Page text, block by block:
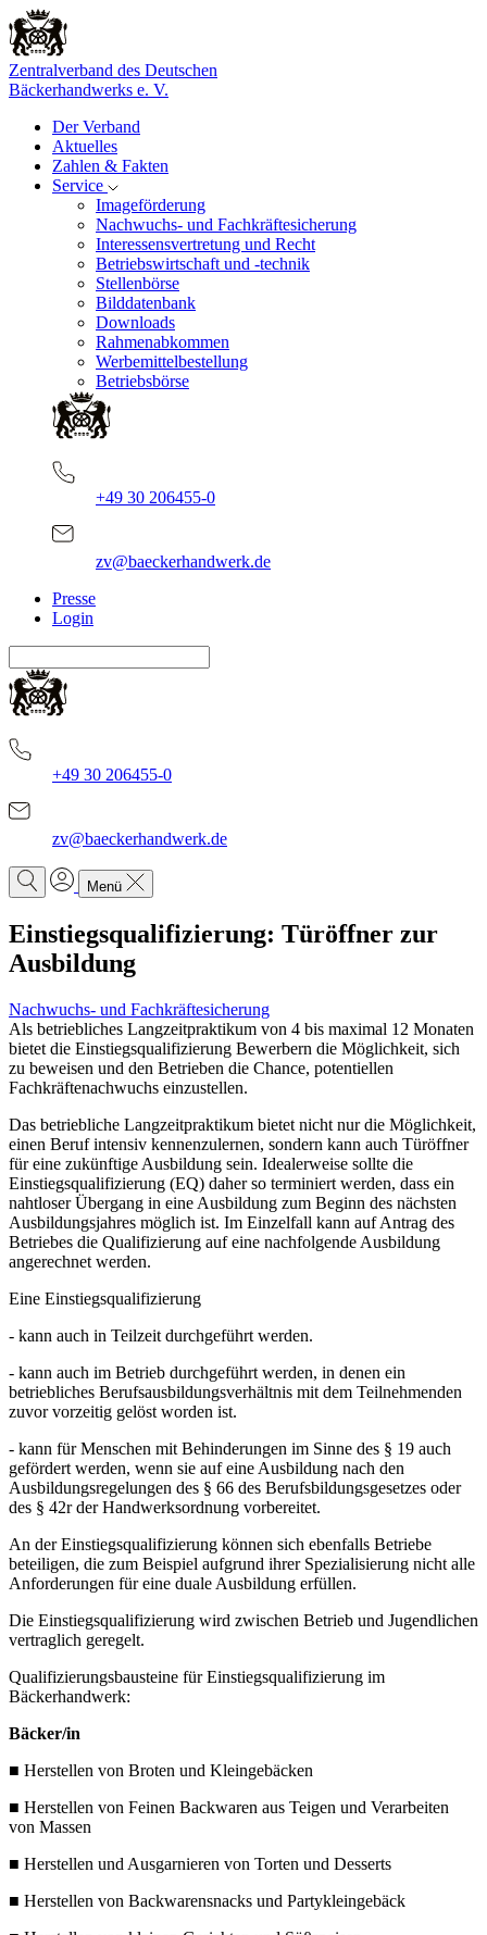
Zentralverband des Deutschen
Bäckerhandwerks e. V.
Der Verband
Aktuelles
Zahlen & Fakten
Service
Imageförderung
Nachwuchs- und Fachkräftesicherung
Interessensvertretung und Recht
Betriebswirtschaft und -technik
Stellenbörse
Bilddatenbank
Downloads
Rahmenabkommen
Werbemittelbestellung
Betriebsbörse
+49 30 206455-0
zv@baeckerhandwerk.de
Presse
Login
+49 30 206455-0
zv@baeckerhandwerk.de
Menü
Einstiegsqualifizierung: Türöffner zur
Ausbildung
Nachwuchs- und Fachkräftesicherung
Als betriebliches Langzeitpraktikum von 4 bis maximal 12 Monaten
bietet die Einstiegsqualifizierung Bewerbern die Möglichkeit, sich
zu beweisen und den Betrieben die Chance, potentiellen
Fachkräftenachwuchs einzustellen.
Das betriebliche Langzeitpraktikum bietet nicht nur die Möglichkeit,
einen Beruf intensiv kennenzulernen, sondern kann auch Türöffner
für eine zukünftige Ausbildung sein. Idealerweise sollte die
Einstiegsqualifizierung (EQ) daher so terminiert werden, dass ein
nahtloser Übergang in eine Ausbildung zum Beginn des nächsten
Ausbildungsjahres möglich ist. Im Einzelfall kann auf Antrag des
Betriebes die Qualifizierung auf eine nachfolgende Ausbildung
angerechnet werden.
Eine Einstiegsqualifizierung
- kann auch in Teilzeit durchgeführt werden.
- kann auch im Betrieb durchgeführt werden, in denen ein
betriebliches Berufsausbildungsverhältnis mit dem Teilnehmenden
zuvor vorzeitig gelöst worden ist.
- kann für Menschen mit Behinderungen im Sinne des § 19 auch
gefördert werden, wenn sie auf eine Ausbildung nach den
Ausbildungsregelungen des § 66 des Berufsbildungsgesetzes oder
des § 42r der Handwerksordnung vorbereitet.
An der Einstiegsqualifizierung können sich ebenfalls Betriebe
beteiligen, die zum Beispiel aufgrund ihrer Spezialisierung nicht alle
Anforderungen für eine duale Ausbildung erfüllen.
Die Einstiegsqualifizierung wird zwischen Betrieb und Jugendlichen
vertraglich geregelt.
Qualifizierungsbausteine für Einstiegsqualifizierung im
Bäckerhandwerk:
Bäcker/in
■ Herstellen von Broten und Kleingebäcken
■ Herstellen von Feinen Backwaren aus Teigen und Verarbeiten
von Massen
■ Herstellen und Ausgarnieren von Torten und Desserts
■ Herstellen von Backwarensnacks und Partykleingebäck